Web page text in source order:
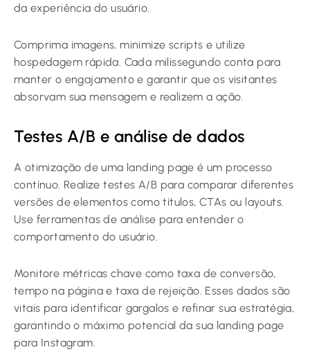
da experiência do usuário.
Comprima imagens, minimize scripts e utilize
hospedagem rápida. Cada milissegundo conta para
manter o engajamento e garantir que os visitantes
absorvam sua mensagem e realizem a ação.
Testes A/B e análise de dados
A otimização de uma landing page é um processo
contínuo. Realize testes A/B para comparar diferentes
versões de elementos como títulos, CTAs ou layouts.
Use ferramentas de análise para entender o
comportamento do usuário.
Monitore métricas chave como taxa de conversão,
tempo na página e taxa de rejeição. Esses dados são
vitais para identificar gargalos e refinar sua estratégia,
garantindo o máximo potencial da sua landing page
para Instagram.